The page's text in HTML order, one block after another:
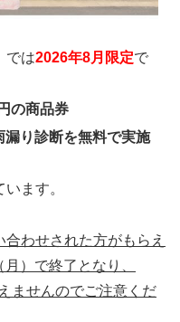
では2026年8月限定で
の商品券
り診断を無料で実施
ます。
わせされた方がもらえ
）で終了となり、
ませんのでご注意くだ